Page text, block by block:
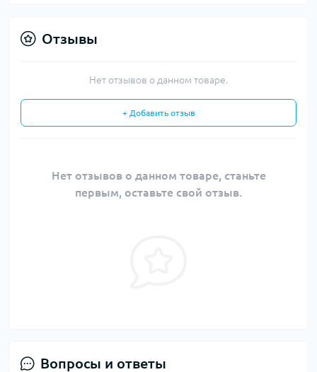
Отзывы
Нет отзывов о данном товаре.
+ Добавить отзыв
Нет отзывов о данном товаре, станьте
первым, оставьте свой отзыв.
Вопросы и ответы